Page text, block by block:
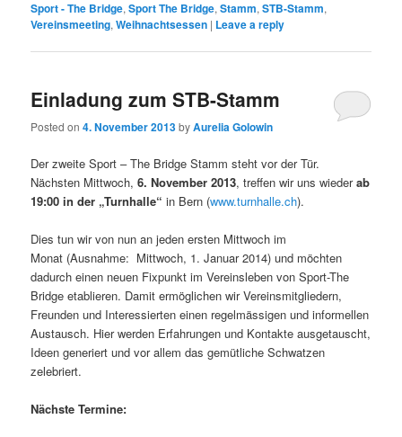
Sport - The Bridge,Sport The Bridge,Stamm,STB-Stamm,
Vereinsmeeting,Weihnachtsessen | Leave a reply
Einladung zum STB-Stamm
Posted on4. November 2013byAurelia Golowin
Der zweite Sport – The Bridge Stamm steht vor der Tür.
Nächsten Mittwoch,6. November 2013, treffen wir uns wiederab
19:00 in der „Turnhalle“ in Bern (www.turnhalle.ch).
Dies tun wir von nun an jeden ersten Mittwoch im
Monat (Ausnahme: Mittwoch, 1. Januar 2014) und möchten
dadurch einen neuen Fixpunkt im Vereinsleben von Sport-The
Bridge etablieren. Damit ermöglichen wir Vereinsmitgliedern,
Freunden und Interessierten einen regelmässigen und informellen
Austausch. Hier werden Erfahrungen und Kontakte ausgetauscht,
Ideen generiert und vor allem das gemütliche Schwatzen
zelebriert.
Nächste Termine: